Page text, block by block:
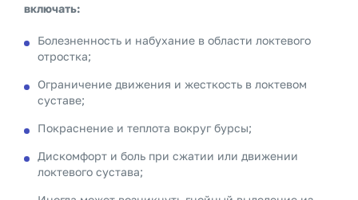
включать:
Болезненность и набухание в области локтевого
отростка;
Ограничение движения и жесткость в локтевом
суставе;
Покраснение и теплота вокруг бурсы;
Дискомфорт и боль при сжатии или движении
локтевого сустава;